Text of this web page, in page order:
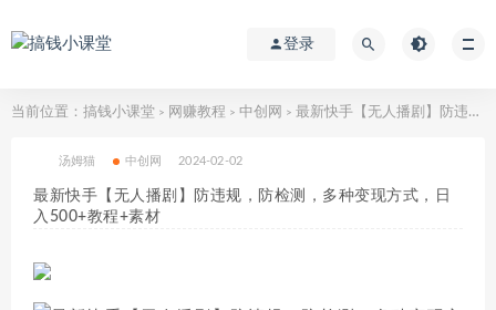
登录
当前位置： 搞钱小课堂 > 网赚教程 > 中创网 > 最新快手【无人播剧】防违规，防检测，多种变现方式，日入500+教程+素材
汤姆猫 中创网 2024-02-02
最新快手【无人播剧】防违规，防检测，多种变现方式，日
入500+教程+素材